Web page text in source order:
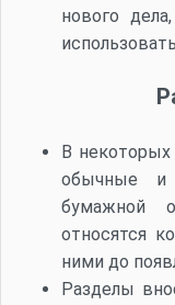
нового
В
обычные и
бумажной
относятся
ними до
Разделы